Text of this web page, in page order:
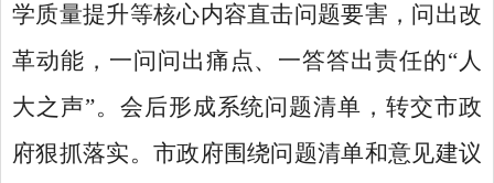
学质量提升等核心内容直击问题要害，问出改
革动能，一问问出痛点、一答答出责任的“人
大之声”。会后形成系统问题清单，转交市政
府狠抓落实。市政府围绕问题清单和意见建议